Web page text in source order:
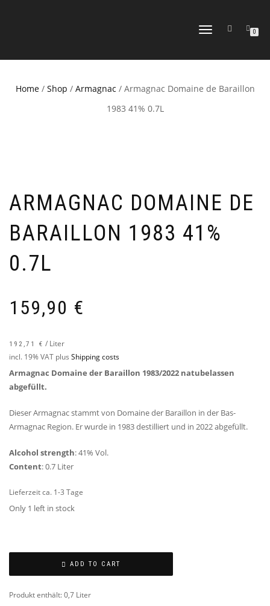
TOGGLE
0
Home/ Shop / Armagnac / Armagnac Domaine de Baraillon
1983 41% 0.7L
ARMAGNAC DOMAINE DE
BARAILLON 1983 41%
0.7L
159,90 €
192,71 € / Liter
incl. 19% VAT plus Shipping costs
Armagnac Domaine der Baraillon 1983/2022 natubelassen
abgefüllt.
Dieser Armagnac stammt von Domaine der Baraillon in der Bas-
Armagnac Region. Er wurde in 1983 destilliert und in 2022 abgefüllt.
Alcohol strength: 41% Vol.
Content: 0.7 Liter
Lieferzeit ca. 1-3 Tage
Only 1 left in stock
ADD TO CART
Produkt enthält: 0,7 Liter